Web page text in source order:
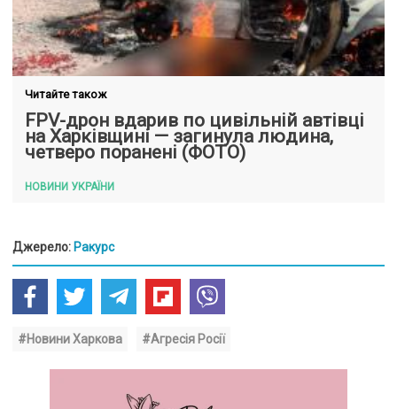
Читайте також
FPV-дрон вдарив по цивільній автівці
на Харківщині — загинула людина,
четверо поранені (ФОТО)
НОВИНИ УКРАЇНИ
Джерело: Ракурс
#Новини Харкова #Агресія Росії